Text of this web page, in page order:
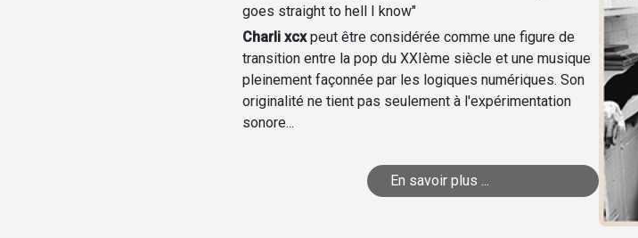
goes straight to hell I know"
Charli xcxpeut être considérée comme une figure de
transition entre la pop du XXIème siècle et une musique
pleinement façonnée par les logiques numériques. Son
originalité ne tient pas seulement à l'expérimentation
sonore...
En savoir plus ...